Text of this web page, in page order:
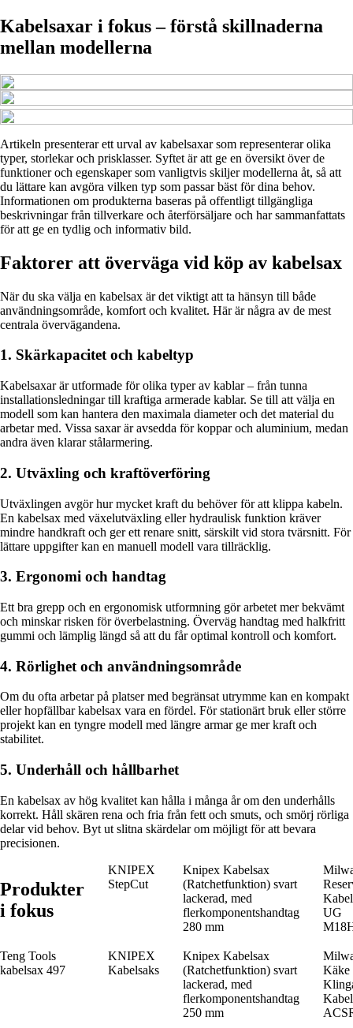
Kabelsaxar i fokus – förstå skillnaderna
mellan modellerna
Artikeln presenterar ett urval av kabelsaxar som representerar olika
typer, storlekar och prisklasser. Syftet är att ge en översikt över de
funktioner och egenskaper som vanligtvis skiljer modellerna åt, så att
du lättare kan avgöra vilken typ som passar bäst för dina behov.
Informationen om produkterna baseras på offentligt tillgängliga
beskrivningar från tillverkare och återförsäljare och har sammanfattats
för att ge en tydlig och informativ bild.
Faktorer att överväga vid köp av kabelsax
När du ska välja en kabelsax är det viktigt att ta hänsyn till både
användningsområde, komfort och kvalitet. Här är några av de mest
centrala övervägandena.
1. Skärkapacitet och kabeltyp
Kabelsaxar är utformade för olika typer av kablar – från tunna
installationsledningar till kraftiga armerade kablar. Se till att välja en
modell som kan hantera den maximala diameter och det material du
arbetar med. Vissa saxar är avsedda för koppar och aluminium, medan
andra även klarar stålarmering.
2. Utväxling och kraftöverföring
Utväxlingen avgör hur mycket kraft du behöver för att klippa kabeln.
En kabelsax med växelutväxling eller hydraulisk funktion kräver
mindre handkraft och ger ett renare snitt, särskilt vid stora tvärsnitt. För
lättare uppgifter kan en manuell modell vara tillräcklig.
3. Ergonomi och handtag
Ett bra grepp och en ergonomisk utformning gör arbetet mer bekvämt
och minskar risken för överbelastning. Överväg handtag med halkfritt
gummi och lämplig längd så att du får optimal kontroll och komfort.
4. Rörlighet och användningsområde
Om du ofta arbetar på platser med begränsat utrymme kan en kompakt
eller hopfällbar kabelsax vara en fördel. För stationärt bruk eller större
projekt kan en tyngre modell med längre armar ge mer kraft och
stabilitet.
5. Underhåll och hållbarhet
En kabelsax av hög kvalitet kan hålla i många år om den underhålls
korrekt. Håll skären rena och fria från fett och smuts, och smörj rörliga
delar vid behov. Byt ut slitna skärdelar om möjligt för att bevara
precisionen.
Produkter
i fokus
KNIPEX
StepCut
Knipex Kabelsax
(Ratchetfunktion) svart
lackerad, med
flerkomponentshandtag
280 mm
UG
Teng Tools
kabelsax 497
KNIPEX
Kabelsaks
Knipex Kabelsax
(Ratchetfunktion) svart
lackerad, med
flerkomponentshandtag
250 mm
Käke